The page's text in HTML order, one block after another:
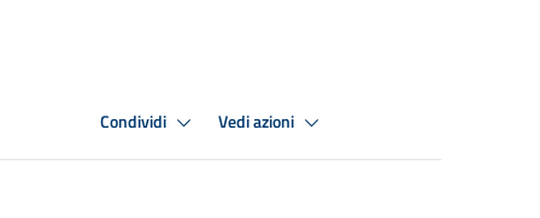
Condividi Vedi azioni